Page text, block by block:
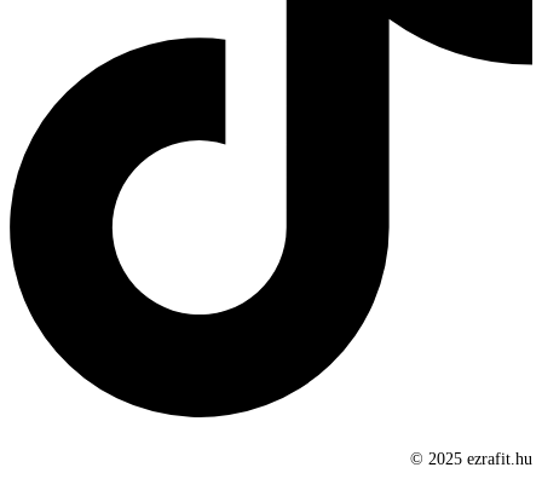
© 2025 ezrafit.hu